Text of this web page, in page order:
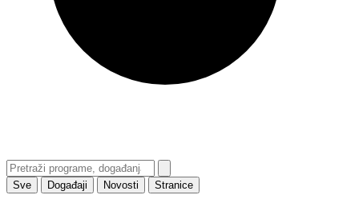
Sve Događaji Novosti Stranice